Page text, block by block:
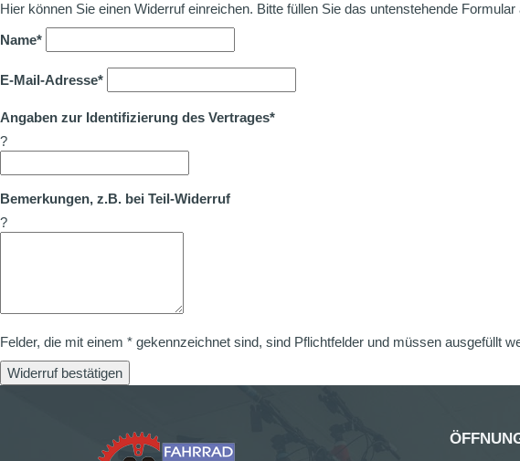
Hier können Sie einen Widerruf einreichen. Bitte füllen Sie das untenstehende
Name*
E-Mail-Adresse*
Angaben zur Identifizierung des Vertrages*
?
Bemerkungen, z.B. bei Teil-Widerruf
?
Felder, die mit einem * gekennzeichnet sind, sind Pflichtfelder und müssen ausgefüllt
Widerruf bestätigen